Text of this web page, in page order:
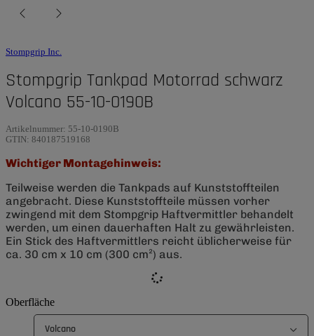
Stompgrip Inc.
Stompgrip Tankpad Motorrad schwarz
Volcano 55-10-0190B
Artikelnummer: 55-10-0190B
GTIN: 840187519168
Wichtiger Montagehinweis:
Teilweise werden die Tankpads auf Kunststoffteilen
angebracht. Diese Kunststoffteile müssen vorher
zwingend mit dem Stompgrip Haftvermittler behandelt
werden, um einen dauerhaften Halt zu gewährleisten.
Ein Stick des Haftvermittlers reicht üblicherweise für
ca. 30 cm x 10 cm (300 cm²) aus.
Oberfläche
Volcano